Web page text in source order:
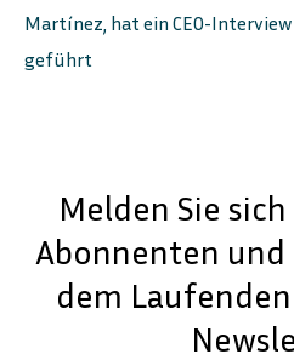
Martínez, hat ein CEO-
geführt
Melden Sie
Abonnenten und
dem